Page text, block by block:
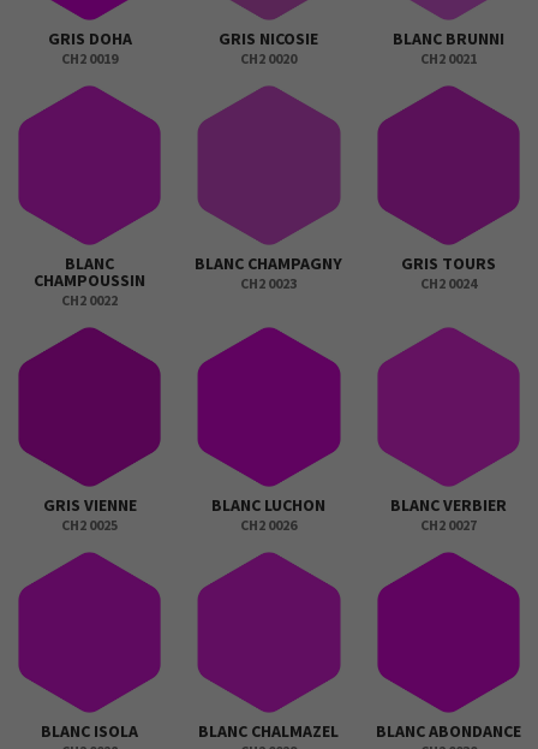
GRIS DOHA
CH2 0019
GRIS NICOSIE
CH2 0020
BLANC BRUNNI
CH2 0021
BLANC
CHAMPOUSSIN
CH2 0022
BLANC CHAMPAGNY
CH2 0023
GRIS TOURS
CH2 0024
GRIS VIENNE
CH2 0025
BLANC LUCHON
CH2 0026
BLANC VERBIER
CH2 0027
BLANC ISOLA BLANC CHALMAZEL BLANC ABONDANCE